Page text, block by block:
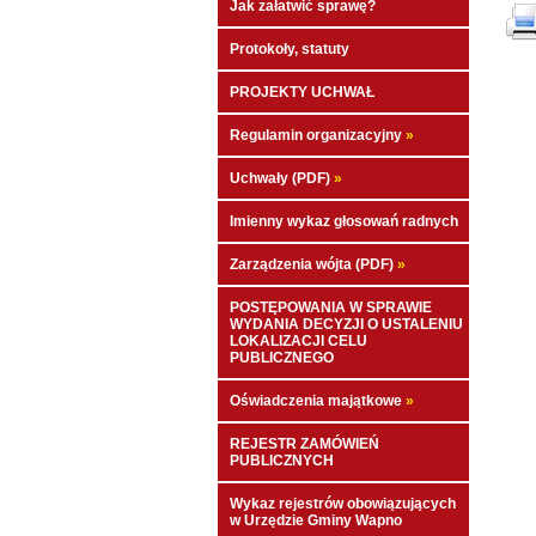
Jak załatwić sprawę?
Protokoły, statuty
PROJEKTY UCHWAŁ
Regulamin organizacyjny »
Uchwały (PDF) »
Imienny wykaz głosowań radnych
Zarządzenia wójta (PDF) »
POSTĘPOWANIA W SPRAWIE
WYDANIA DECYZJI O USTALENIU
LOKALIZACJI CELU
PUBLICZNEGO
Oświadczenia majątkowe »
REJESTR ZAMÓWIEŃ
PUBLICZNYCH
Wykaz rejestrów obowiązujących
w Urzędzie Gminy Wapno